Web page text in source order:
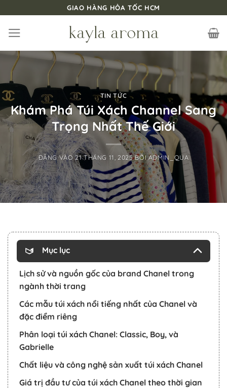
nội
dung
GIAO HÀNG HỎA TỐC HCM
TIN TỨC
Khám Phá Túi Xách Channel Sang
Trọng Nhất Thế Giới
ĐĂNG VÀO21 THÁNG 11, 2025 BỞIADMIN_QUA
Mục lục
Lịch sử và nguồn gốc của brand Chanel trong
ngành thời trang
Các mẫu túi xách nổi tiếng nhất của Chanel và
đặc điểm riêng
Phân loại túi xách Chanel: Classic, Boy, và
Gabrielle
Chất liệu và công nghệ sản xuất túi xách Chanel
Giá trị đầu tư của túi xách Chanel theo thời gian